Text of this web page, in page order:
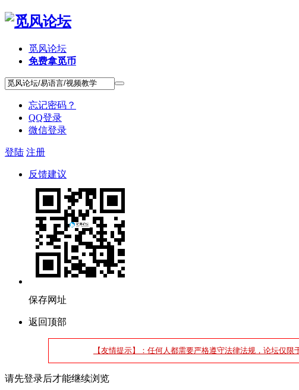
觅风论坛
免费拿觅币
忘记密码？
QQ登录
微信登录
登陆 注册
反馈建议
保存网址
返回顶部
【友情提示】：任何人都需要严格遵守法律法规，论坛仅
请先登录后才能继续浏览